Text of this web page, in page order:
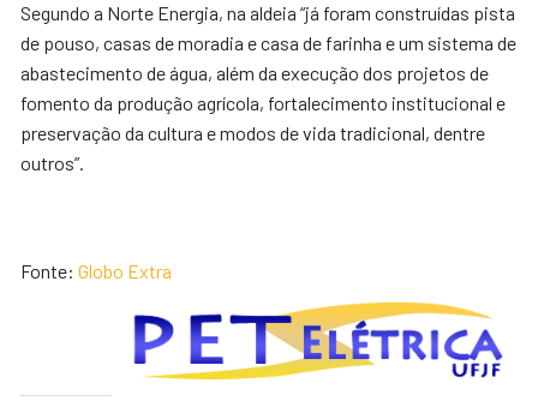
Segundo a Norte Energia, na aldeia “já foram construídas pista
de pouso, casas de moradia e casa de farinha e um sistema de
abastecimento de água, além da execução dos projetos de
fomento da produção agrícola, fortalecimento institucional e
preservação da cultura e modos de vida tradicional, dentre
outros”.
Fonte:Globo Extra